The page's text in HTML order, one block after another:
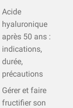
Acide
hyaluronique
après 50 ans :
indications,
durée,
précautions
Gérer et faire
fructifier son